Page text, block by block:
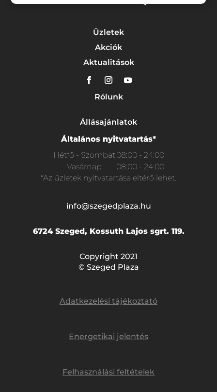
Üzletek
Akciók
Aktualitások
Rólunk
Állásajánlatok
Általános nyitvatartás*
Hétfő - Szombat08:00 - 24:00
Vasárnap
08:00 - 24:00
*Az üzletek nyitvatartása eltérő lehet.
info@szegedplaza.hu
6724 Szeged, Kossuth Lajos sgrt. 119.
Copyright 2021
© Szeged Plaza
Adatkezelési tájékoztató
Energetikai jelentés
Felhasználási feltételek